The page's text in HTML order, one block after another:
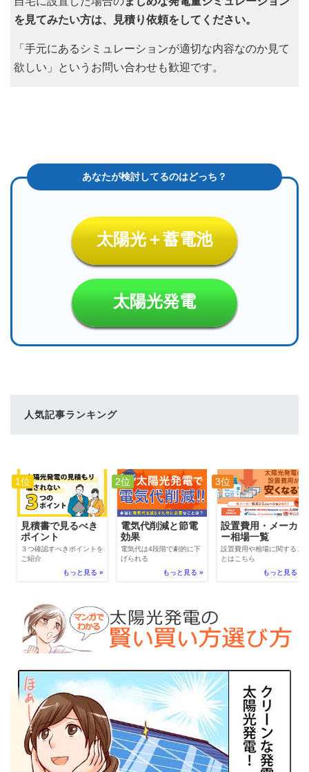
を見てみたい方は、見積り依頼をしてください。
「手元にあるシミュレーションが適切な内容なのか見て
欲しい」というお問い合わせも歓迎です。
太陽光＋蓄電池
太陽光発電
人気記事ランキング
1位
見積書で見るべき
ポイント
３つ確認すべきポイントを
ご紹介
もっと見る »
2位
電気代削減と節電
効果
電気代は4段階で劇的に下
げられる
もっと見る »
3位
設置費用・メーカ
ー相場一覧
設置費用や相場に関するこ
とはこちら
もっと見る »